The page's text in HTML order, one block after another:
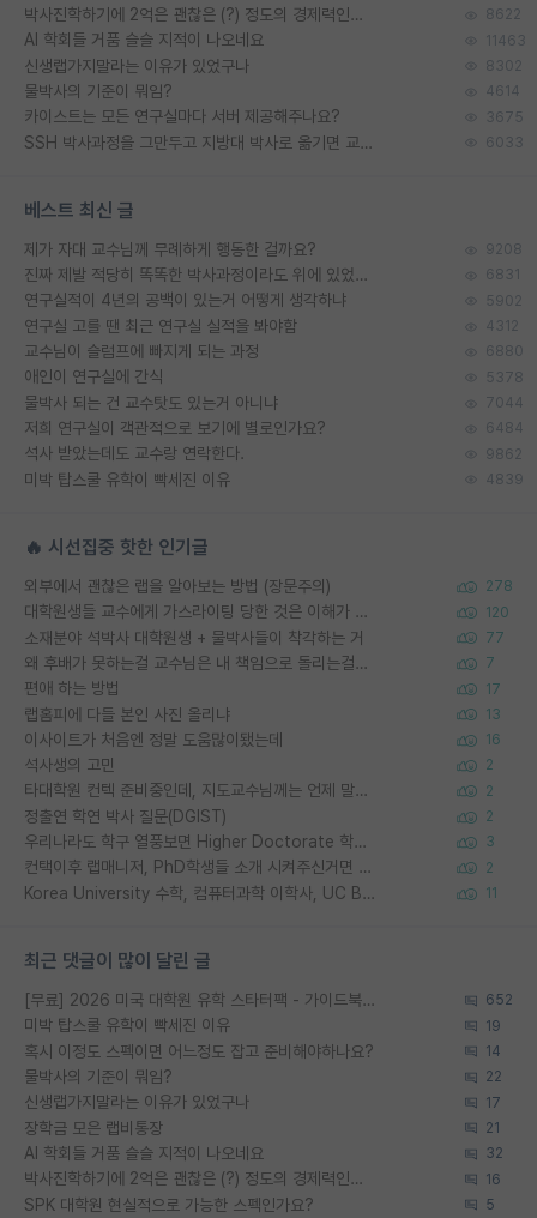
박사진학하기에 2억은 괜찮은 (?) 정도의 경제력인가요 8622
AI 학회들 거품 슬슬 지적이 나오네요 11463
신생랩가지말라는 이유가 있었구나 8302
물박사의 기준이 뭐임? 4614
카이스트는 모든 연구실마다 서버 제공해주나요? 3675
SSH 박사과정을 그만두고 지방대 박사로 옮기면 교수의 꿈은 끝일까요? 6033
베스트 최신 글
제가 자대 교수님께 무례하게 행동한 걸까요? 9208
진짜 제발 적당히 똑똑한 박사과정이라도 위에 있었으면.. 6831
연구실적이 4년의 공백이 있는거 어떻게 생각하냐 5902
연구실 고를 땐 최근 연구실 실적을 봐야함 4312
교수님이 슬럼프에 빠지게 되는 과정 6880
애인이 연구실에 간식 5378
물박사 되는 건 교수탓도 있는거 아니냐 7044
저희 연구실이 객관적으로 보기에 별로인가요? 6484
석사 받았는데도 교수랑 연락한다. 9862
미박 탑스쿨 유학이 빡세진 이유 4839
🔥 시선집중 핫한 인기글
외부에서 괜찮은 랩을 알아보는 방법 (장문주의) 278
대학원생들 교수에게 가스라이팅 당한 것은 이해가 갑니다. 안타깝네요. 120
소재분야 석박사 대학원생 + 물박사들이 착각하는 거 77
왜 후배가 못하는걸 교수님은 내 책임으로 돌리는걸까요? 7
편애 하는 방법 17
랩홈피에 다들 본인 사진 올리냐 13
이사이트가 처음엔 정말 도움많이됐는데 16
석사생의 고민 2
타대학원 컨텍 준비중인데, 지도교수님께는 언제 말씀드려야 할까요? 2
정출연 학연 박사 질문(DGIST) 2
우리나라도 학구 열풍보면 Higher Doctorate 학위가 필요하다고 봅니다. 3
컨택이후 랩매니저, PhD학생들 소개 시켜주신거면 거의 컨펌에 가깝나요? 2
Korea University 수학, 컴퓨터과학 이학사, UC Berkeley 산업공학 대학원 공학박사가 되는 것은 쉽지 않겠죠? 11
최근 댓글이 많이 달린 글
[무료] 2026 미국 대학원 유학 스타터팩 - 가이드북 & 합격자 컨택메일 템플릿 652
미박 탑스쿨 유학이 빡세진 이유 19
혹시 이정도 스펙이면 어느정도 잡고 준비해야하나요? 14
물박사의 기준이 뭐임? 22
신생랩가지말라는 이유가 있었구나 17
장학금 모은 랩비통장 21
AI 학회들 거품 슬슬 지적이 나오네요 32
박사진학하기에 2억은 괜찮은 (?) 정도의 경제력인가요 16
SPK 대학원 현실적으로 가능한 스펙인가요? 5